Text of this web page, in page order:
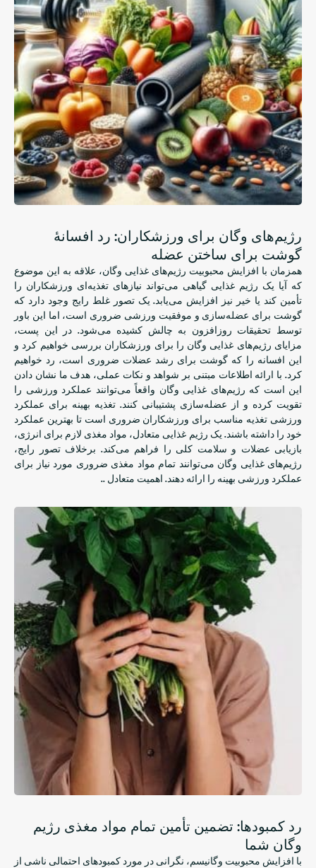
رژیم‌های وگان برای ورزشکاران: رد افسانهٔ
گوشت برای ساختن عضله
همزمان با افزایش محبوبیت رژیم‌های غذایی وگان، علاقه به این موضوع
که آیا یک رژیم غذایی گیاهی می‌تواند نیازهای تغذیه‌ای ورزشکاران را
تأمین کند یا خیر نیز افزایش می‌یابد. یک تصور غلط رایج وجود دارد که
گوشت برای عضله‌سازی و موفقیت ورزشی ضروری است، اما این باور
توسط تحقیقات روزافزون به چالش کشیده می‌شود. در این پست،
مزایای رژیم‌های غذایی وگان را برای ورزشکاران بررسی خواهیم کرد و
این افسانه را که گوشت برای رشد عضلات ضروری است، رد خواهیم
کرد. با ارائه اطلاعات مبتنی بر شواهد و نکات عملی، هدف ما نشان دادن
این است که رژیم‌های غذایی وگان واقعاً می‌توانند عملکرد ورزشی را
تقویت کرده و از عضله‌سازی پشتیبانی کنند. تغذیه بهینه برای عملکرد
ورزشی تغذیه مناسب برای ورزشکاران ضروری است تا بهترین عملکرد
خود را داشته باشند. یک رژیم غذایی متعادل، مواد مغذی لازم برای انرژی،
بازیابی عضلات و سلامت کلی را فراهم می‌کند. برخلاف تصور رایج،
رژیم‌های غذایی وگان می‌توانند تمام مواد مغذی ضروری مورد نیاز برای
عملکرد ورزشی بهینه را ارائه دهند. اهمیت متعادل ..
رد کمبودها: تضمین تأمین تمام مواد مغذی رژیم
وگان شما
با افزایش محبوبیت وگانیسم، نگرانی در مورد کمبودهای احتمالی ناشی از